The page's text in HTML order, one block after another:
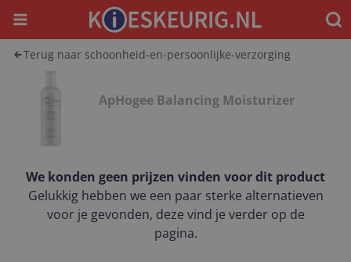
Menu
Terug naar schoonheid-en-persoonlijke-verzorging
ApHogee Balancing Moisturizer
We konden geen prijzen vinden voor dit product
Gelukkig hebben we een paar sterke alternatieven
voor je gevonden, deze vind je verder op de
pagina.